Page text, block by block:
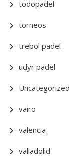
todopadel
torneos
trebol padel
udyr padel
Uncategorized
vairo
valencia
valladolid